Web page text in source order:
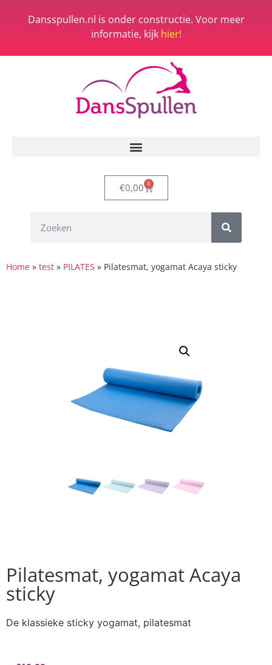
Dansspullen.nl is onder constructie. Voor meer
informatie, kijk hier!
€0,00 0
Home » test » PILATES » Pilatesmat, yogamat Acaya sticky
Pilatesmat, yogamat Acaya
sticky
De klassieke sticky yogamat, pilatesmat